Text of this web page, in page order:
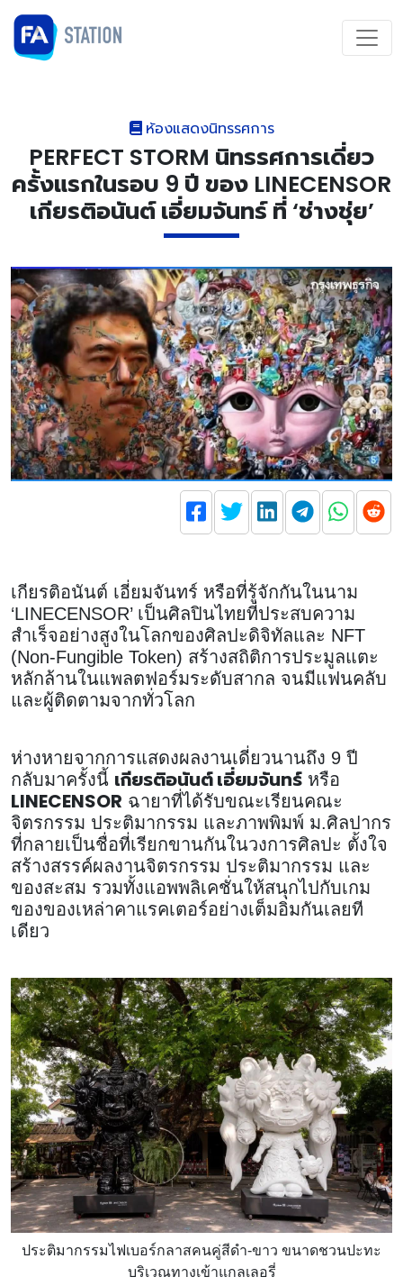
ห้องแสดงนิทรรศการ
PERFECT STORM นิทรรศการเดี่ยว
ครั้งแรกในรอบ 9 ปี ของ LINECENSOR
เกียรติอนันต์ เอี่ยมจันทร์ ที่ ‘ช่างชุ่ย’
เกียรติอนันต์ เอี่ยมจันทร์ หรือที่รู้จักกันในนาม
‘LINECENSOR’ เป็นศิลปินไทยที่ประสบความ
สำเร็จอย่างสูงในโลกของศิลปะดิจิทัลและ NFT
(Non-Fungible Token) สร้างสถิติการประมูลแตะ
หลักล้านในแพลตฟอร์มระดับสากล จนมีแฟนคลับ
และผู้ติดตามจากทั่วโลก
ห่างหายจากการแสดงผลงานเดี่ยวนานถึง 9 ปี
กลับมาครั้งนี้ เกียรติอนันต์ เอี่ยมจันทร์ หรือ
LINECENSOR ฉายาที่ได้รับขณะเรียนคณะ
จิตรกรรม ประติมากรรม และภาพพิมพ์ ม.ศิลปากร
ที่กลายเป็นชื่อที่เรียกขานกันในวงการศิลปะ ตั้งใจ
สร้างสรรค์ผลงานจิตรกรรม ประติมากรรม และ
ของสะสม รวมทั้งแอพพลิเคชั่นให้สนุกไปกับเกม
ของของเหล่าคาแรคเตอร์อย่างเต็มอิ่มกันเลยที
เดียว
ประติมากรรมไฟเบอร์กลาสคนคู่สีดำ-ขาว ขนาดชวนปะทะ
บริเวณทางเข้าแกลเลอรี่